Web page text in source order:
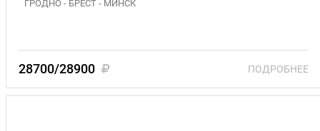
ГРОДНО - БРЕСТ - МИНСК
28700/28900 ПОДРОБНЕЕ